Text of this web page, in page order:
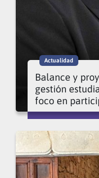
Actualidad
Balance y
gestión
foco en